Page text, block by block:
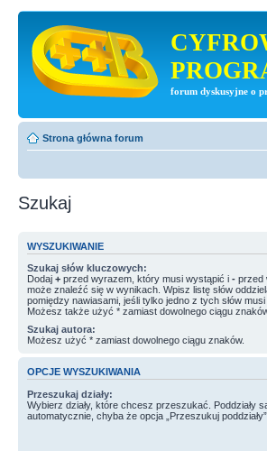
forum dyskusyjne o
Strona główna forum
Szukaj
WYSZUKIWANIE
Szukaj słów kluczowych:
Dodaj + przed wyrazem, który musi wystąpić i - przed
może znaleźć się w wynikach. Wpisz listę słów
pomiędzy nawiasami, jeśli tylko jedno z tych słów
Możesz także użyć * zamiast dowolnego ciągu
Szukaj autora:
Możesz użyć * zamiast dowolnego ciągu znaków.
OPCJE WYSZUKIWANIA
Przeszukaj działy:
Wybierz działy, które chcesz przeszukać. Poddziały
automatycznie, chyba że opcja „Przeszukuj